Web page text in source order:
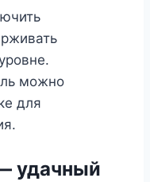
можно
для
удачный